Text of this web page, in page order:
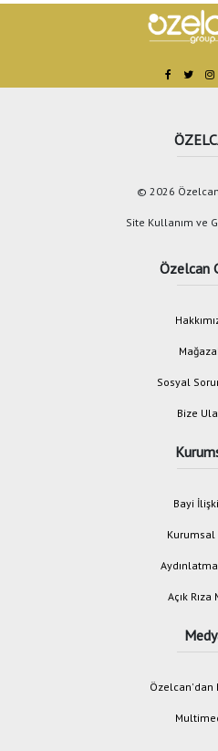
© 2026 Özelcan
Site Kullanım ve
Özelcan
Sosyal
Bize
Bayi
Kurumsal
Açık Rıza
Özelcan'dan